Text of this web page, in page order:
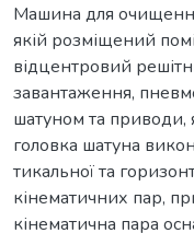
Машина для
якій розміщений
відцентровий
завантаження,
шатуном та приводи,
головка шатуна
тикальної та
кінематичних пар,
кінематична пара